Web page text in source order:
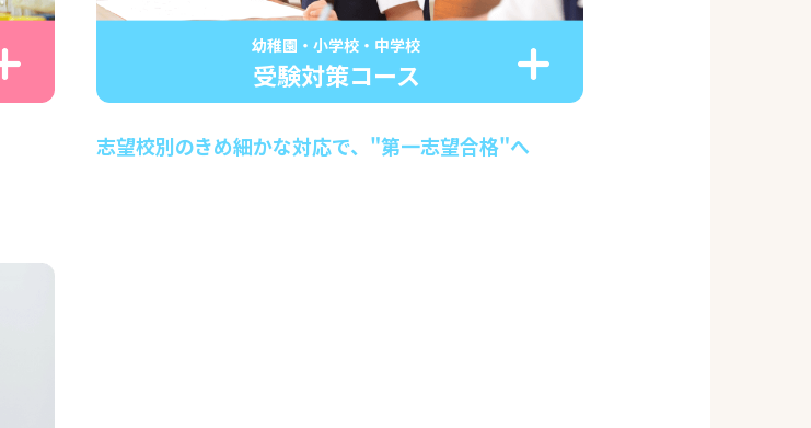
幼稚園・小学校・中学校
受験対策コース
志望校別のきめ細かな対応で、"第一志望合格"へ